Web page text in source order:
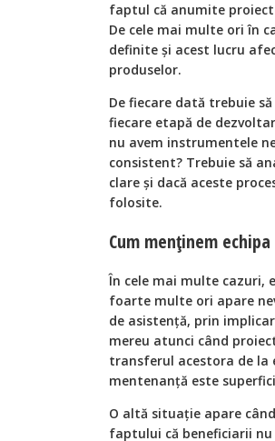
faptul că anumite
De cele mai multe ori în
definite şi acest lucru
produselor.
De fiecare dată trebuie
fiecare etapă de
nu avem instrumentele
consistent? Trebuie să
clare şi dacă aceste
folosite.
Cum menținem
În cele mai multe cazuri,
foarte multe ori apare
de asistență, prin
mereu atunci când
transferul acestora de la
mentenanță este
O altă situație apare
faptului că beneficiarii